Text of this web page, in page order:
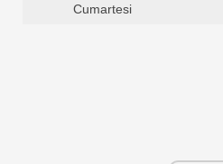
Cumartesi